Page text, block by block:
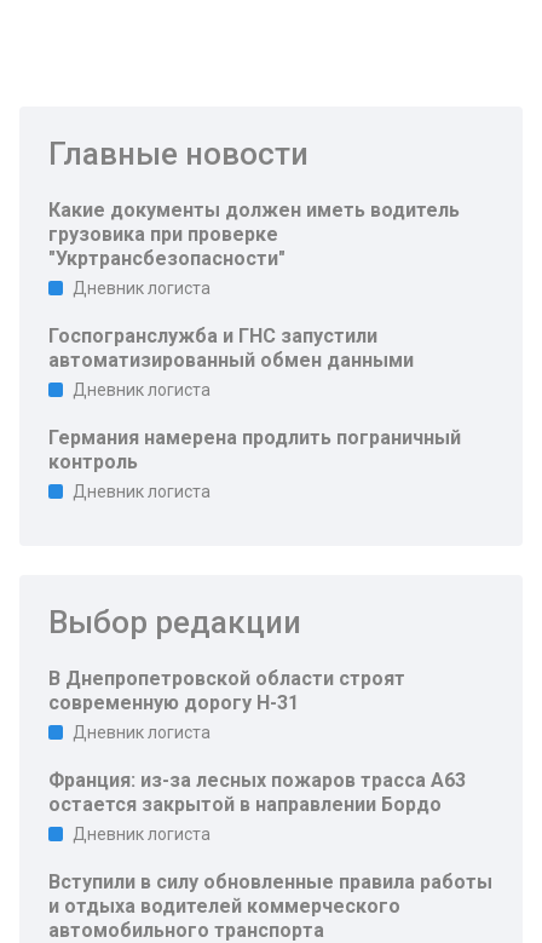
Главные новости
Какие документы должен иметь водитель
грузовика при проверке
"Укртрансбезопасности"
Дневник логиста
Госпогранслужба и ГНС запустили
автоматизированный обмен данными
Дневник логиста
Германия намерена продлить пограничный
контроль
Дневник логиста
Выбор редакции
В Днепропетровской области строят
современную дорогу Н-31
Дневник логиста
Франция: из-за лесных пожаров трасса A63
остается закрытой в направлении Бордо
Дневник логиста
Вступили в силу обновленные правила работы
и отдыха водителей коммерческого
автомобильного транспорта